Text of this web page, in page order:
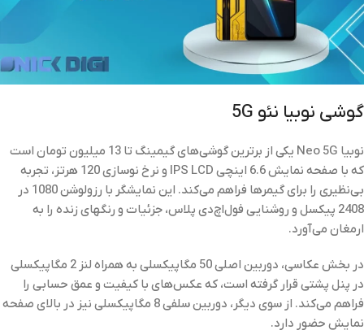
گوشی نوبیا نئو 5G
نوبیا Neo 5G یکی از برترین گوشی‌های گیمینگ تا 13 میلیون تومان است
که با صفحه نمایش 6.6 اینچی IPS LCD و نرخ نوسازی 120 هرتز، تجربه
بی‌نظیری را برای گیمرها فراهم می‌کند. این نمایشگر با رزولوشن 1080 در
2408 پیکسل و روشنایی فول‌اچ‌دی پلاس، جزئیات و رنگهای زنده را به
ارمغان می‌آورد.
در بخش عکاسی، دوربین اصلی 50 مگاپیکسلی به همراه لنز 2 مگاپیکسلی
در پنل پشتی قرار گرفته است، که عکس‌های با کیفیت و عمق حسابی را
فراهم می‌کند. از سوی دیگر، دوربین سلفی 8 مگاپیکسلی نیز در بالای صفحه
نمایش حضور دارد.